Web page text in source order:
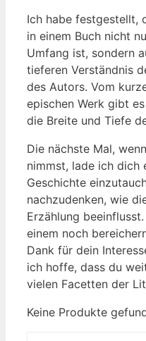
Ich habe festgestellt,
in einem Buch nicht
Umfang ist, sondern
tieferen Verständnis
des Autors. Vom
epischen Werk gibt
die Breite und Tiefe
Die nächste Mal,
nimmst, lade ich dich
Geschichte
nachzudenken, wie
Erzählung
einem noch
Dank für dein
ich hoffe, dass du
vielen Facetten der
Keine Produkte